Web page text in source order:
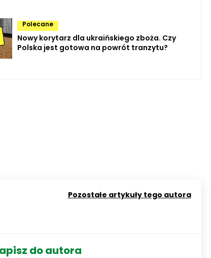
Polecane
Nowy korytarz dla ukraińskiego zboża. Czy
Polska jest gotowa na powrót tranzytu?
Pozostałe artykuły tego autora
do autora